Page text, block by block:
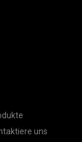
uns